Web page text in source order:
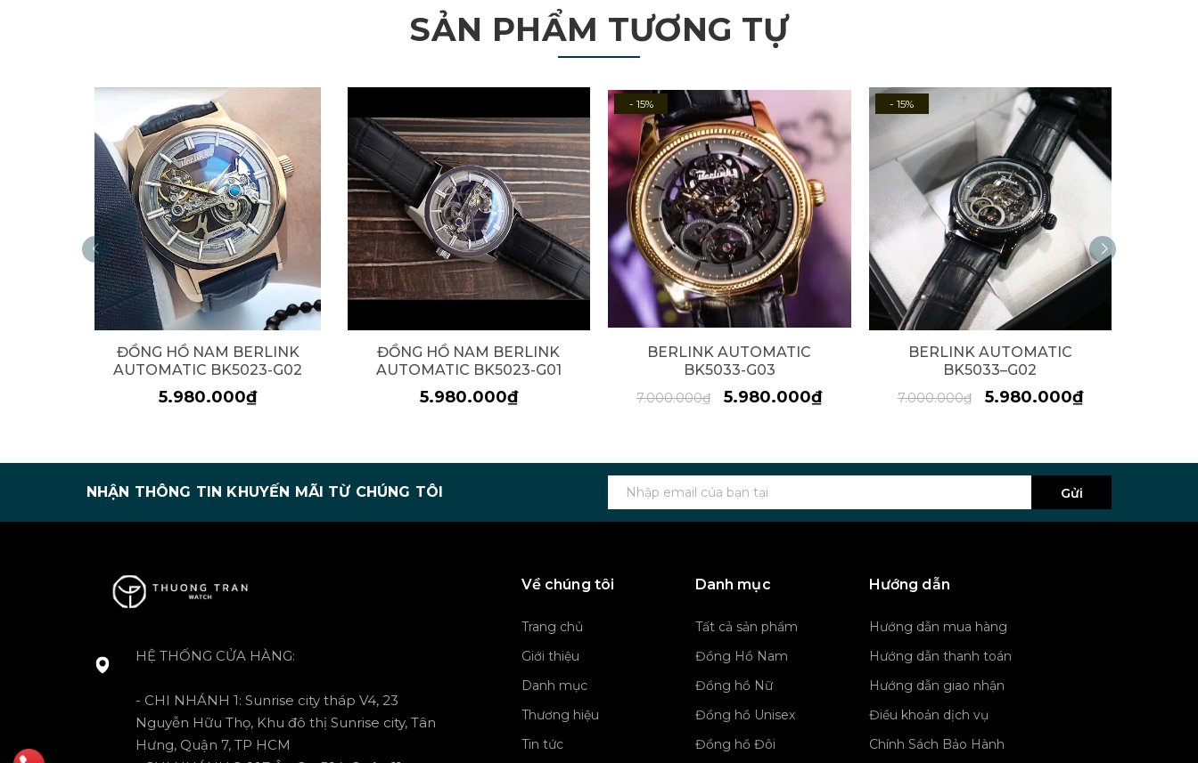
SẢN PHẨM TƯƠNG TỰ
ĐỒNG HỒ NAM BERLINK
AUTOMATIC BK5023-G02
5.980.000₫
ĐỒNG HỒ NAM BERLINK
AUTOMATIC BK5023-G01
5.980.000₫
- 15%
BERLINK AUTOMATIC
BK5033-G03
7.000.000₫ 5.980.000₫
- 15%
BERLINK AUTOMATIC
BK5033–G02
7.000.000₫ 5.980.000₫
NHẬN THÔNG TIN KHUYẾN MÃI TỪ CHÚNG TÔI Gửi
HỆ THỐNG CỬA HÀNG:
- CHI NHÁNH 1: Sunrise city tháp V4, 23
Nguyễn Hữu Thọ, Khu đô thị Sunrise city, Tân
Hưng, Quận 7, TP HCM
Về chúng tôi
Trang chủ
Giới thiệu
Danh mục
Thương hiệu
Tin tức
Danh mục
Tất cả sản phẩm
Đồng Hồ Nam
Đồng hồ Nữ
Đồng hồ Unisex
Đồng hồ Đôi
Hướng dẫn
Hướng dẫn mua hàng
Hướng dẫn thanh toán
Hướng dẫn giao nhận
Điều khoản dịch vụ
Chính Sách Bảo Hành